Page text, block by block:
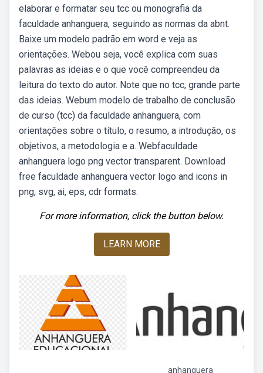
elaborar e formatar seu tcc ou monografia da
faculdade anhanguera, seguindo as normas da abnt.
Baixe um modelo padrão em word e veja as
orientações. Webou seja, você explica com suas
palavras as ideias e o que você compreendeu da
leitura do texto do autor. Note que no tcc, grande parte
das ideias. Webum modelo de trabalho de conclusão
de curso (tcc) da faculdade anhanguera, com
orientações sobre o título, o resumo, a introdução, os
objetivos, a metodologia e a. Webfaculdade
anhanguera logo png vector transparent. Download
free faculdade anhanguera vector logo and icons in
png, svg, ai, eps, cdr formats.
For more information, click the button below.
LEARN MORE
anhanguera